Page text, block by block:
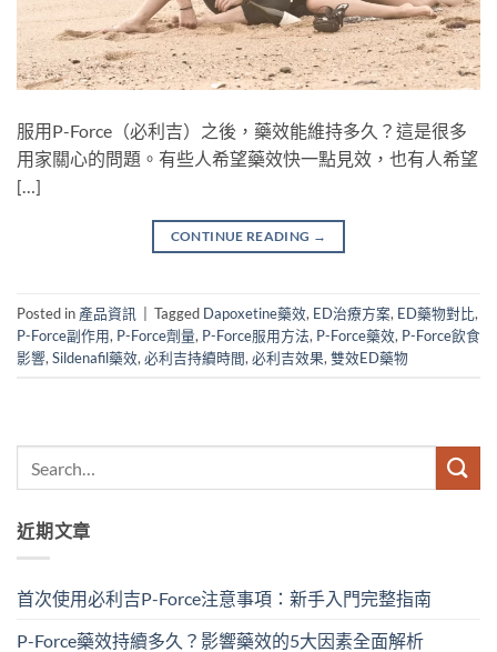
服用P-Force（必利吉）之後，藥效能維持多久？這是很多
用家關心的問題。有些人希望藥效快一點見效，也有人希望
[…]
CONTINUE READING →
Posted in 產品資訊 Tagged Dapoxetine藥效, ED治療方案, ED藥物對比,
P-Force副作用, P-Force劑量, P-Force服用方法, P-Force藥效, P-Force飲食
影響, Sildenafil藥效, 必利吉持續時間, 必利吉效果, 雙效ED藥物
近期文章
首次使用必利吉P-Force注意事項：新手入門完整指南
P-Force藥效持續多久？影響藥效的5大因素全面解析